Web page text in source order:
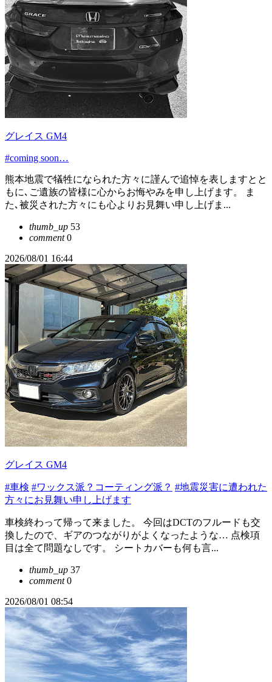
グレイス GM4
#coming soon…
熊本地震で犠牲になられた方々に謹んで追悼を表しますとと
もに､ご遺族の皆様に心からお悔やみを申し上げます。 ま
た､被災された方々にも心よりお見舞い申し上げま...
thumb_up 53
comment0
2026/08/01 16:44
グレイス GM4
#車検 #ワックス派？コーティング派？ #地震災害に遭われた
方々にお見舞い申し上げます
車検終わって帰って来ました。 今回はDCTのフルードも交
換したので、ギアのつながりがよくなったような… 点検項
目は全て問題なしです。 シートカバーも何も言...
thumb_up 37
comment0
2026/08/01 08:54